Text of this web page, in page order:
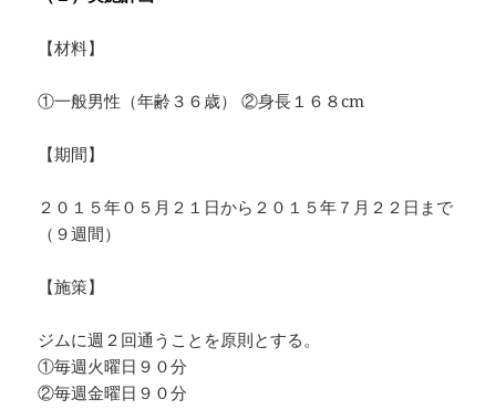
【材料】
①一般男性（年齢３６歳） ②身長１６８cm
【期間】
２０１５年０５月２１日から２０１５年７月２２日まで
（９週間）
【施策】
ジムに週２回通うことを原則とする。
①毎週火曜日９０分
②毎週金曜日９０分